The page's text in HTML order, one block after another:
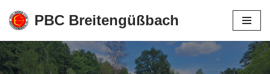
Zum
Inhalt
springen
PBC Breitengüßbach